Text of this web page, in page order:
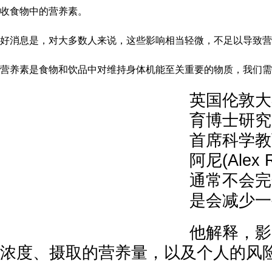
收食物中的营养素。
好消息是，对大多数人来说，这些影响相当轻微，不足以导致
营养素是食物和饮品中对维持身体机能至关重要的物质，我们
英国伦敦
育博士研
首席科学
阿尼(Alex
通常不会
是会减少
他解释，
浓度、摄取的营养量，以及个人的风